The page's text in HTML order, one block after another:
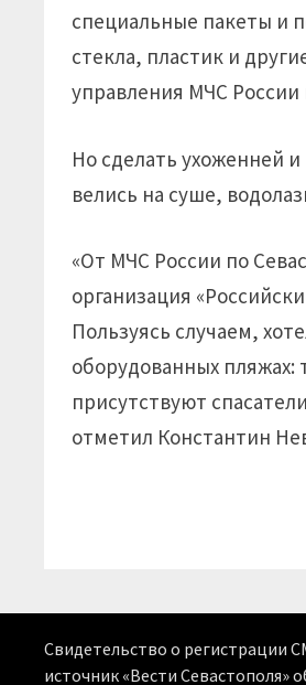
специальные пакеты и
стекла, пластик и
управления МЧС России
Но сделать ухоженней
велись на суше,
«От МЧС России по
организация
Пользуясь случаем,
оборудованных пляжах:
присутствуют
отметил Константин
Свидетельство о регистрации
источник «Вести Севастополя»